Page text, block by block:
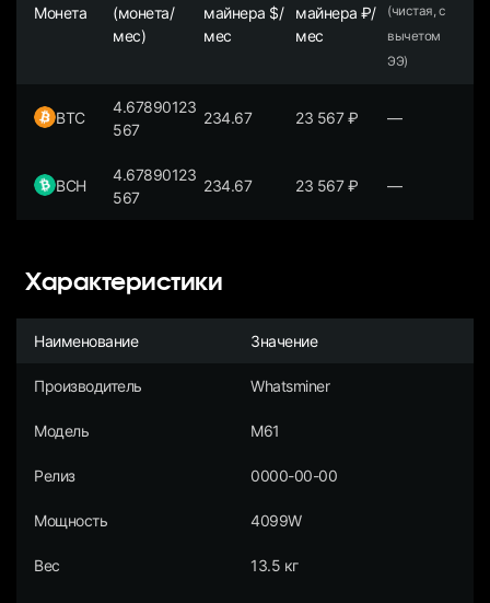
Монета
(монета/
мес)
майнера $/
мес
майнера ₽/
мес
(чистая, с
вычетом
ЭЭ)
BTC
4.67890123
567
234.67 23 567₽ —
BCH
4.67890123
567
234.67 23 567₽ —
Характеристики
Наименование Значение
Производитель Whatsminer
Модель M61
Релиз 0000-00-00
Мощность 4099W
Вес 13.5 кг